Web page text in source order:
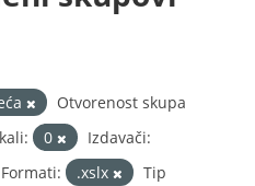
Otvorenost skupa
0
Izdavači:
Formati: .xslx
Tip